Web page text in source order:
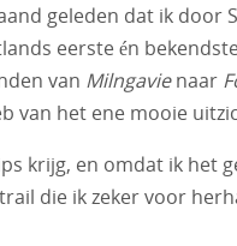
geleden dat ik door
eerste én
van Milngavienaar
van het ene mooie
krijg, en omdat ik het
die ik zeker voor